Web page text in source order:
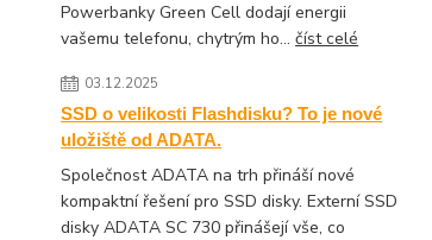
Powerbanky Green Cell dodají energii
vašemu telefonu, chytrým ho...číst celé
03.12.2025
SSD o velikosti Flashdisku? To je nové
uložiště od ADATA.
Společnost ADATA na trh přináší nové
kompaktní řešení pro SSD disky. Externí SSD
disky ADATA SC 730 přinášejí vše, co